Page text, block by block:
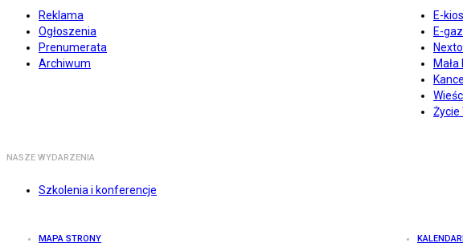
Reklama
Ogłoszenia
Prenumerata
Archiwum
E-
E-
Życie
NASZE WYDARZENIA
Szkolenia i konferencje
MAPA STRONY